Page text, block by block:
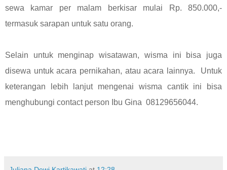
sewa kamar per malam berkisar mulai Rp. 850.000,-
termasuk sarapan untuk satu orang.
Selain untuk menginap wisatawan, wisma ini bisa juga
disewa untuk acara pernikahan, atau acara lainnya. Untuk
keterangan lebih lanjut mengenai wisma cantik ini bisa
menghubungi contact person Ibu Gina 08129656044.